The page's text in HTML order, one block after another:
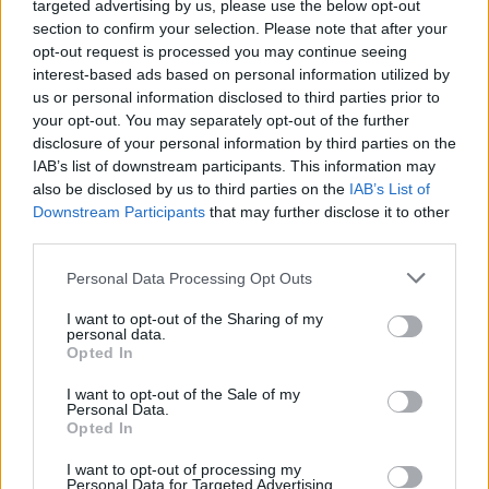
targeted advertising by us, please use the below opt-out
section to confirm your selection. Please note that after your
opt-out request is processed you may continue seeing
interest-based ads based on personal information utilized by
us or personal information disclosed to third parties prior to
your opt-out. You may separately opt-out of the further
disclosure of your personal information by third parties on the
IAB’s list of downstream participants. This information may
also be disclosed by us to third parties on the IAB’s List of
Downstream Participants that may further disclose it to other
Personal Data Processing Opt Outs
I want to opt-out of the Sharing of my
personal data.
Opted In
I want to opt-out of the Sale of my
Personal Data.
Opted In
I want to opt-out of processing my
Personal Data for Targeted Advertising.
również na sposób metaforyczny.
Metropolia zostaje również
przedstawiona jako nędzna i bez
jakichkolwiek zasad moralnych. Podmiot
liryczny przedstawia to w sposób
obrazowy —Biblia została wrzucona do
błota, a nikt nie wydaje się
zainteresowany jej podniesieniem. Mają
za nic wszystkie świętości, choć często i
chętnie błagają o cud. Odrzucają również
pojęcie cnoty (wzorca postępowania,
wyższego dobra moralnego, do którego
judeochrześcijańskiej ma wyjątkowe